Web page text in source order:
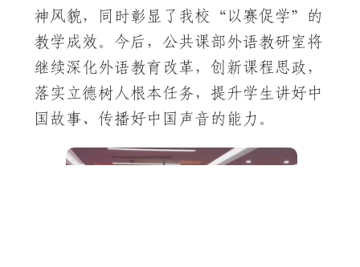
神风貌，同时彰显了我校“以赛促学”的
教学成效。今后，公共课部外语教研室将
继续深化外语教育改革，创新课程思政，
落实立德树人根本任务，提升学生讲好中
国故事、传播好中国声音的能力。